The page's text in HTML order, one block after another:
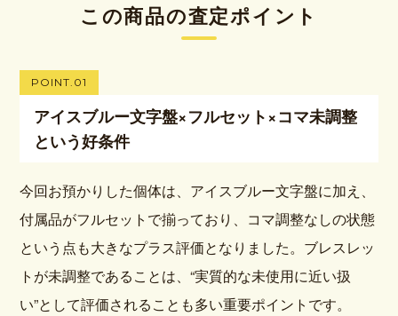
この商品の査定ポイント
POINT.01
アイスブルー文字盤×フルセット×コマ未調整
という好条件
今回お預かりした個体は、アイスブルー文字盤に加え、
付属品がフルセットで揃っており、コマ調整なしの状態
という点も大きなプラス評価となりました。ブレスレッ
トが未調整であることは、“実質的な未使用に近い扱
い”として評価されることも多い重要ポイントです。